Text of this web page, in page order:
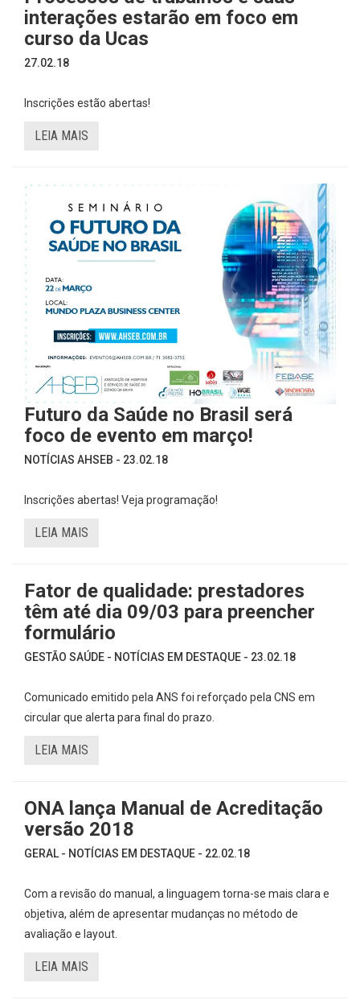
interações estarão em foco em
curso da Ucas
27.02.18
Inscrições estão abertas!
LEIA MAIS
Futuro da Saúde no Brasil será
foco de evento em março!
NOTÍCIAS AHSEB - 23.02.18
Inscrições abertas! Veja programação!
LEIA MAIS
Fator de qualidade: prestadores
têm até dia 09/03 para preencher
formulário
GESTÃO SAÚDE - NOTÍCIAS EM DESTAQUE - 23.02.18
Comunicado emitido pela ANS foi reforçado pela CNS em
circular que alerta para final do prazo.
LEIA MAIS
ONA lança Manual de Acreditação
versão 2018
GERAL - NOTÍCIAS EM DESTAQUE - 22.02.18
Com a revisão do manual, a linguagem torna-se mais clara e
objetiva, além de apresentar mudanças no método de
avaliação e layout.
LEIA MAIS